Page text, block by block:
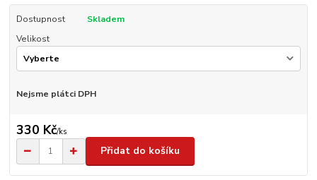
Dostupnost
Skladem
Velikost
Nejsme plátci DPH
330 Kč/ks
Přidat do košíku